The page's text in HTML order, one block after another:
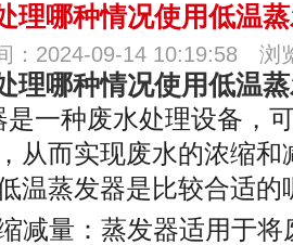
理哪种情况使用低温
：2024-09-14 10:19:58 浏
理哪种情况使用低温
是一种废水处理设备，
从而实现废水的浓缩和
温蒸发器是比较合适的
减量：蒸发器适用于